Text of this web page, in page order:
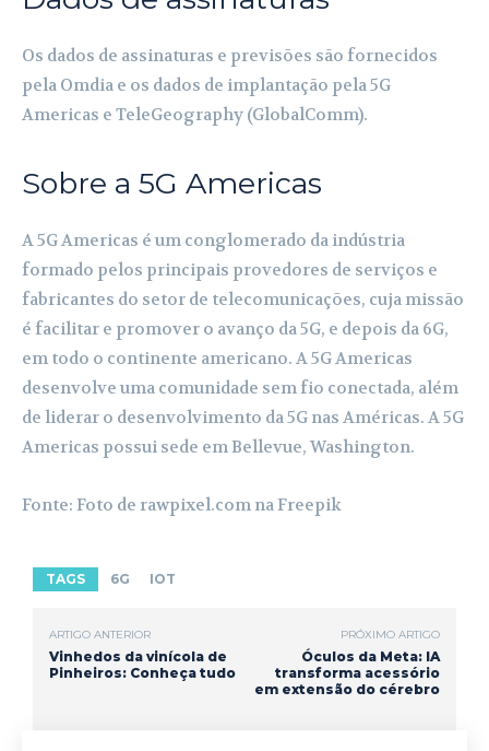
Os dados de assinaturas e previsões são fornecidos
pela Omdia e os dados de implantação pela 5G
Americas e TeleGeography (GlobalComm).
Sobre a 5G Americas
A 5G Americas é um conglomerado da indústria
formado pelos principais provedores de serviços e
fabricantes do setor de telecomunicações, cuja missão
é facilitar e promover o avanço da 5G, e depois da 6G,
em todo o continente americano. A 5G Americas
desenvolve uma comunidade sem fio conectada, além
de liderar o desenvolvimento da 5G nas Américas. A 5G
Americas possui sede em Bellevue, Washington.
Fonte: Foto de rawpixel.com na Freepik
TAGS 6G IOT
ARTIGO ANTERIOR
Vinhedos da vinícola de
Pinheiros: Conheça tudo
PRÓXIMO ARTIGO
Óculos da Meta: IA
transforma acessório
em extensão do cérebro